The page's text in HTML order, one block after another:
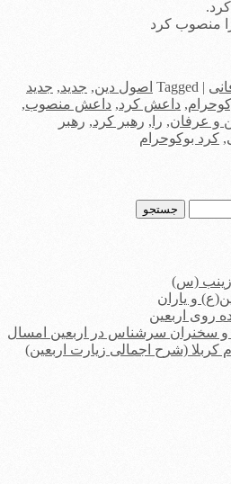
منصوب کرد
|
Tagged اصول دین, جدید, جدید
, داعش کرد, داعش منصوب,
و عرفان, را , رهبر کرد, رهبر
, کرد بوکوحرام
زینب (س)
و یاران
روی اربعین
کربلا (شرح اجمالی زیارت اربعین)